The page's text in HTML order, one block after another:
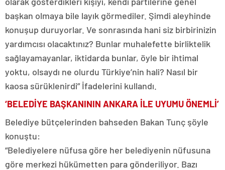
başkan olmaya bile layık görmediler. Şimdi aleyhinde
konuşup duruyorlar. Ve sonrasında hani siz birbirinizin
yardımcısı olacaktınız? Bunlar muhalefette birliktelik
sağlayamayanlar, iktidarda bunlar, öyle bir ihtimal
yoktu, olsaydı ne olurdu Türkiye’nin hali? Nasıl bir
kaosa sürüklenirdi” İfadelerini kullandı.
‘BELEDİYE BAŞKANININ ANKARA İLE UYUMU ÖNEMLİ’
Belediye bütçelerinden bahseden Bakan Tunç şöyle
konuştu:
“Belediyelere nüfusa göre her belediyenin nüfusuna
göre merkezi hükümetten para gönderiliyor. Bazı